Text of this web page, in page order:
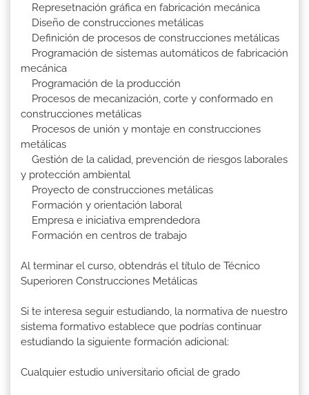
Represetnación gráfica en fabricación mecánica
Diseño de construcciones metálicas
Definición de procesos de construcciones metálicas
Programación de sistemas automáticos de fabricación
mecánica
Programación de la producción
Procesos de mecanización, corte y conformado en
construcciones metálicas
Procesos de unión y montaje en construcciones
metálicas
Gestión de la calidad, prevención de riesgos laborales
y protección ambiental
Proyecto de construcciones metálicas
Formación y orientación laboral
Empresa e iniciativa emprendedora
Formación en centros de trabajo
Al terminar el curso, obtendrás el título de Técnico
Superioren Construcciones Metálicas
Si te interesa seguir estudiando, la normativa de nuestro
sistema formativo establece que podrías continuar
estudiando la siguiente formación adicional:
Cualquier estudio universitario oficial de grado